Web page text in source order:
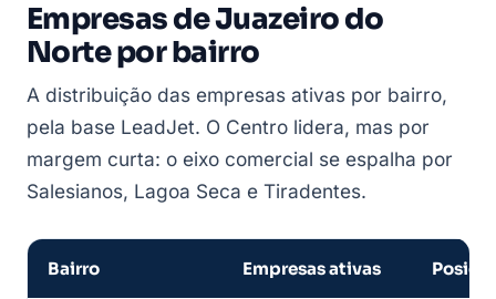
Empresas de Juazeiro do
Norte por bairro
A distribuição das empresas ativas por bairro,
pela base LeadJet. O Centro lidera, mas por
margem curta: o eixo comercial se espalha por
Salesianos, Lagoa Seca e Tiradentes.
Bairro Empresas ativas